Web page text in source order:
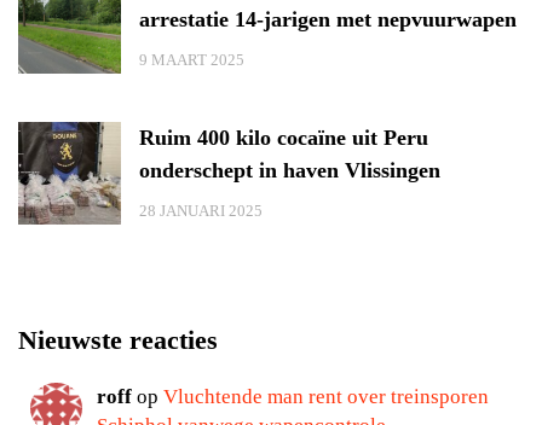
arrestatie 14-jarigen met nepvuurwapen
9 MAART 2025
Ruim 400 kilo cocaïne uit Peru
onderschept in haven Vlissingen
28 JANUARI 2025
Nieuwste reacties
roff opVluchtende man rent over treinsporen